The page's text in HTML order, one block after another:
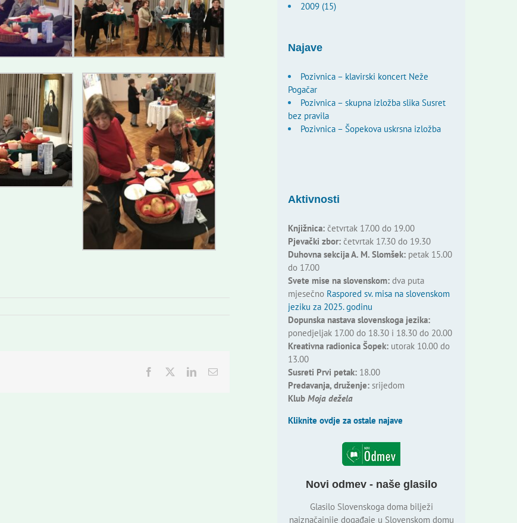
Facebook
TwitterLinkedInEmail:
2009 (15)
Najave
Pozivnica – klavirski koncert Neže
Pogačar
Pozivnica – skupna izložba slika Susret
bez pravila
Pozivnica – Šopekova uskrsna izložba
Aktivnosti
Knjižnica:četvrtak 17.00 do 19.00
Pjevački zbor:četvrtak 17.30 do 19.30
Duhovna sekcija A. M. Slomšek:petak 15.00
do 17.00
Svete mise na slovenskom:dva puta
mjesečno Raspored sv. misa na slovenskom
jeziku za 2025. godinu
Dopunska nastava slovenskoga jezika:
ponedjeljak 17.00 do 18.30 i 18.30 do 20.00
Kreativna radionica Šopek:utorak 10.00 do
13.00
Susreti Prvi petak:18.00
Predavanja, druženje:srijedom
Klub Moja dežela
Kliknite ovdje za ostale najave
Novi odmev - naše glasilo
Glasilo Slovenskoga doma bilježi
najznačajnije događaje u Slovenskom domu